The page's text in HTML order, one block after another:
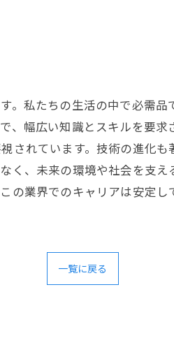
。私たちの生活の中で必需
、幅広い知識とスキルを要
されています。技術の進化
く、未来の環境や社会を支
の業界でのキャリアは安定
一覧に戻る